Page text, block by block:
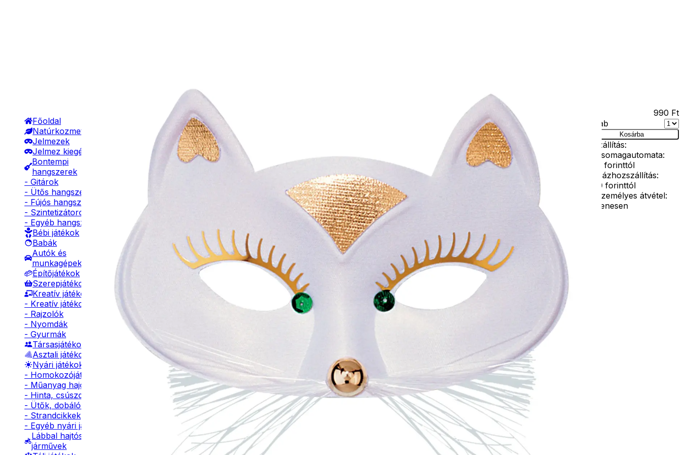
Főoldal
Natúrkozmetikumok
Jelmezek
Jelmez kiegészítők
Bontempi
hangszerek
- Gitárok
- Ütős hangszerek
- Fújós hangszerek
- Szintetizátorok
- Egyéb hangszerek
Bébi játékok
Babák
Autók és
munkagépek
Építőjátékok
Szerepjátékok
Kreatív játékok
- Kreatív játékok
- Rajzolók
- Nyomdák
- Gyurmák
Társasjátékok
Asztali játékok
Nyári játékok
- Homokozójátékok
- Műanyag hajók
- Hinta, csúszda
- Ütők, dobálók
- Strandcikkek
- Egyéb nyári játékok
Lábbal hajtós
járművek
Macska álarc fehér
Elérhetőség
korosztály
14 éves kortól 99 éves korig
Gyártó
Widmann
Cikkszám
w64642
Rövid leírás
Macska álarc fehér
Részletes leírás Légy Te is igazi cica és egészítsd ki jelmezedet ezzel az
álarccal.
990 Ft
Darab
Kosárba
Szállítás:
- Csomagautomata:
1190 forinttól
- Házhozszállítás:
2190 forinttól
- Személyes átvétel:
ingyenesen